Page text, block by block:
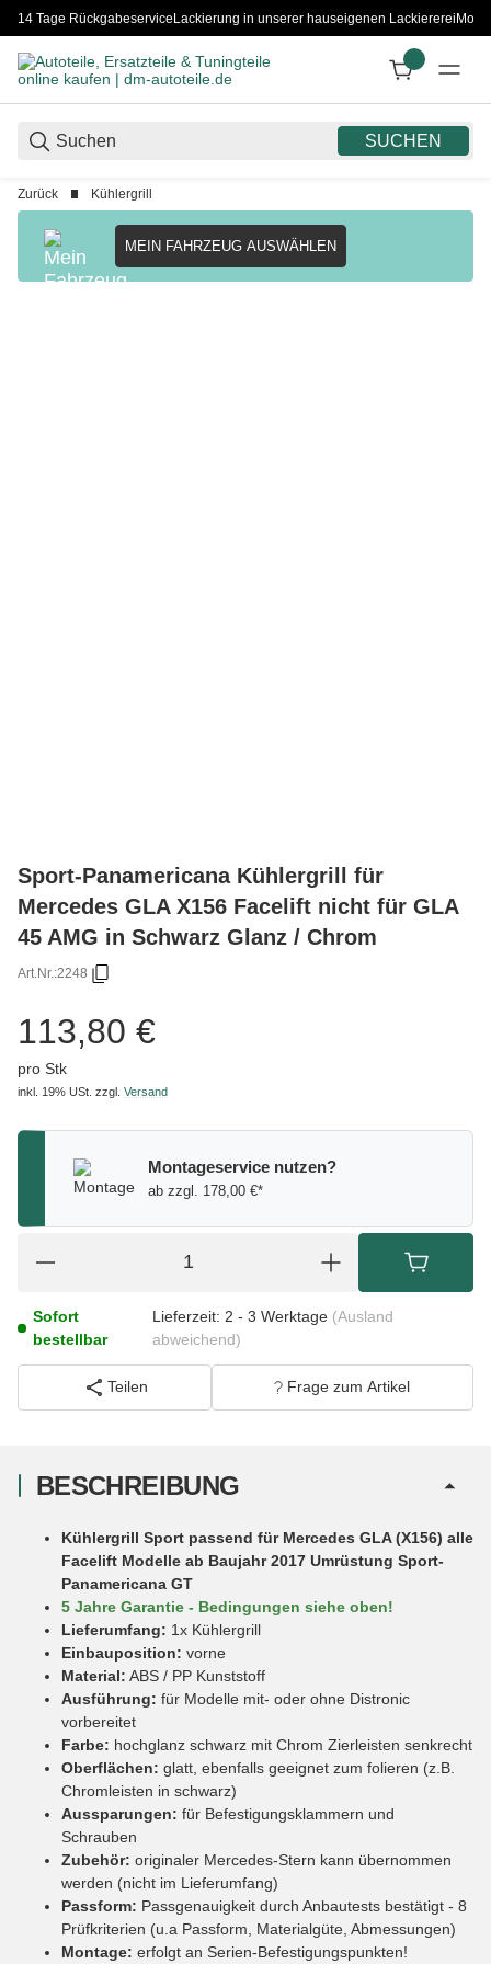
14 Tage RückgabeserviceLackierung in unserer hauseigenen Lackiererei
SUCHEN
Zurück Kühlergrill
MEIN FAHRZEUG AUSWÄHLEN
Sport-Panamericana Kühlergrill für
Mercedes GLA X156 Facelift nicht für GLA
45 AMG in Schwarz Glanz / Chrom
Art.Nr.:2248
113,80 €
pro Stk
inkl. 19% USt. zzgl. Versand
Montageservice nutzen?
ab zzgl. 178,00 €*
Sofort
bestellbar
Lieferzeit: 2 - 3 Werktage (Ausland
abweichend)
Teilen Frage zum Artikel
BESCHREIBUNG
Kühlergrill Sport passend für Mercedes GLA (X156) alle
Facelift Modelle ab Baujahr 2017 Umrüstung Sport-
Panamericana GT
5 Jahre Garantie - Bedingungen siehe oben!
Lieferumfang: 1x Kühlergrill
Einbauposition: vorne
Material: ABS / PP Kunststoff
Ausführung: für Modelle mit- oder ohne Distronic
vorbereitet
Farbe: hochglanz schwarz mit Chrom Zierleisten senkrecht
Oberflächen: glatt, ebenfalls geeignet zum folieren (z.B.
Chromleisten in schwarz)
Aussparungen: für Befestigungsklammern und
Schrauben
Zubehör: originaler Mercedes-Stern kann übernommen
werden (nicht im Lieferumfang)
Passform: Passgenauigkeit durch Anbautests bestätigt - 8
Prüfkriterien (u.a Passform, Materialgüte, Abmessungen)
Montage: erfolgt an Serien-Befestigungspunkten!